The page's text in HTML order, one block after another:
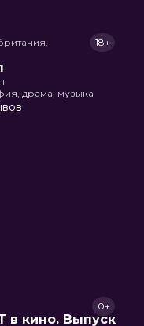
18+
драма, музыка
в кино. Выпуск
0+